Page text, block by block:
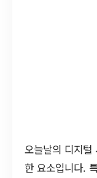
오늘날의 디지털
한 요소입니다.